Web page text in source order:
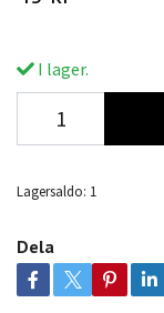
I lager.
Lagersaldo: 1
Dela